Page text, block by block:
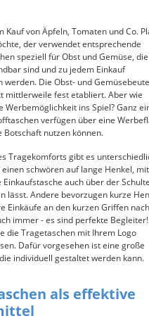
Kauf von Äpfeln, Tomaten und Co.
der verwendet entsprechende
speziell für Obst und Gemüse, die
sind und zu jedem Einkauf
werden. Die Obst- und
mittlerweile fest etabliert. Aber wie
Werbemöglichkeit ins Spiel? Ganz
verfügen über eine
Botschaft nutzen können.
Tragekomforts gibt es
schwören auf lange Henkel, mit
Einkaufstasche auch über der
lässt. Andere bevorzugen kurze
Einkäufe an den kurzen Griffen nach
immer - es sind perfekte
die Tragetaschen mit Ihrem Logo
Dafür vorgesehen ist eine große
individuell gestaltet werden kann.
als effektive